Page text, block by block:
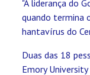
"A liderança do
quando termina
hantavírus do
Duas das 18
Emory